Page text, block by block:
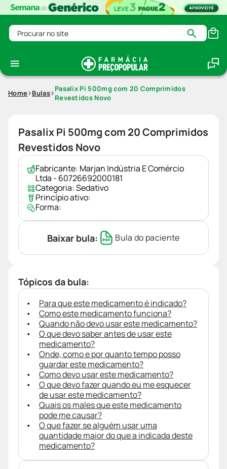
Procurar no site
Home Bulas Pasalix Pi 500mg com 20 Comprimidos
Revestidos Novo
Pasalix Pi 500mg com 20 Comprimidos
Revestidos Novo
Fabricante: Marjan Indústria E Comércio
Ltda - 60726692000181
Categoria:Sedativo
Princípio ativo:
Forma:
Baixar bula: Bula do paciente
Tópicos da bula:
Para que este medicamento é indicado?
Como este medicamento funciona?
Quando não devo usar este medicamento?
O que devo saber antes de usar este
medicamento?
Onde, como e por quanto tempo posso
guardar este medicamento?
Como devo usar este medicamento?
O que devo fazer quando eu me esquecer
de usar este medicamento?
Quais os males que este medicamento
pode me causar?
O que fazer se alguém usar uma
quantidade maior do que a indicada deste
medicamento?